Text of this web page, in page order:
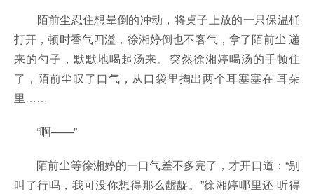
陌前尘忍住想晕倒的冲动，将桌子上放的一只保温桶
打开，顿时香气四溢，徐湘婷倒也不客气，拿了陌前尘 递
来的勺子，默默地喝起汤来。突然徐湘婷喝汤的手顿住
了，陌前尘叹了口气，从口袋里掏出两个耳塞塞在 耳朵
里……
“啊——”
陌前尘等徐湘婷的一口气差不多完了，才开口道：“别
叫了行吗，我可没你想得那么龌龊。”徐湘婷哪里还 听得